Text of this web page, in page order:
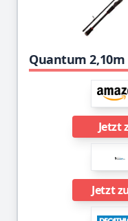
Quantum 2,10m
Jetzt
Jetzt